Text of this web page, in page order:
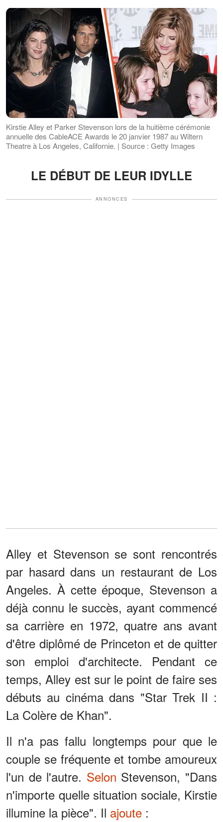
Kirstie Alley et Parker Stevenson lors de la huitième cérémonie
annuelle des CableACE Awards le 20 janvier 1987 au Wiltern
Theatre à Los Angeles, Californie. | Source : Getty Images
LE DÉBUT DE LEUR IDYLLE
ANNONCES
Alley et Stevenson se sont rencontrés
par hasard dans un restaurant de Los
Angeles. À cette époque, Stevenson a
déjà connu le succès, ayant commencé
sa carrière en 1972, quatre ans avant
d'être diplômé de Princeton et de quitter
son emploi d'architecte. Pendant ce
temps, Alley est sur le point de faire ses
débuts au cinéma dans "Star Trek II :
La Colère de Khan".
Il n'a pas fallu longtemps pour que le
couple se fréquente et tombe amoureux
l'un de l'autre. Selon Stevenson, "Dans
n'importe quelle situation sociale, Kirstie
illumine la pièce". Il ajoute :